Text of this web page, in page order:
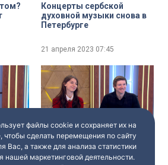
Концерты сербской
духовной музыки снова в
Петербурге
21 апреля 2023 07:45
Премьера
восстановленных балетов
Леонида Якобсона
файлы cookie и сохраняет их на
чтобы сделать перемещения по сайту
Вас, а также для анализа статистики
нашей маркетинговой деятельности.